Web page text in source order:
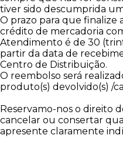
tiver sido descumprida
O prazo para que finalize
crédito de mercadoria
Atendimento é de 30
partir da data de
Centro de Distribuição.
O reembolso será
produto(s) devolvido(s) /
Reservamo-nos o direito
cancelar ou consertar
apresente claramente